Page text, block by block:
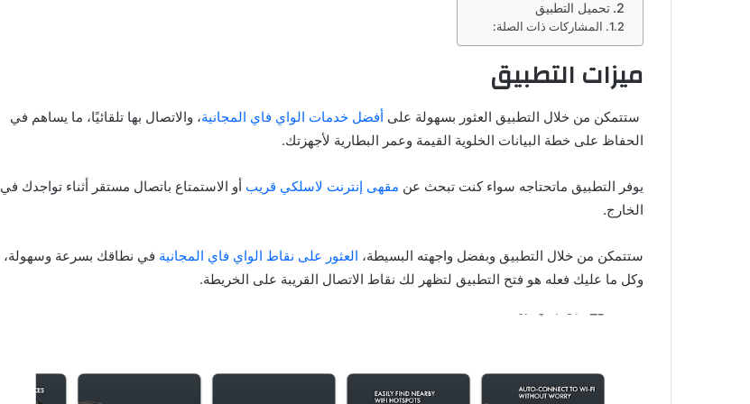
تحميل التطبيق
المشاركات ذات الصلة:
ميزات التطبيق
ستتمكن من خلال التطبيق العثور بسهولة على أفضل خدمات الواي فاي المجانية، والاتصال بها تلقائيًا، ما يساهم في
الحفاظ على خطة البيانات الخلوية القيمة وعمر البطارية لأجهزتك.
يوفر التطبيق ماتحتاجه سواء كنت تبحث عن مقهى إنترنت لاسلكي قريب أو الاستمتاع باتصال مستقر أثناء تواجدك في
الخارج.
ستتمكن من خلال التطبيق وبفضل واجهته البسيطة، العثور على نقاط الواي فاي المجانية في نطاقك بسرعة وسهولة،
وكل ما عليك فعله هو فتح التطبيق لتظهر لك نقاط الاتصال القريبة على الخريطة.